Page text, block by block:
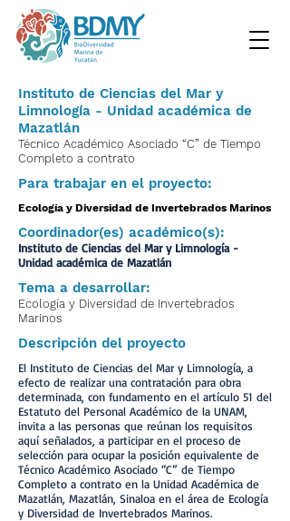
Instituto de Ciencias del Mar y
Limnología - Unidad académica de
Mazatlán
Técnico Académico Asociado “C” de Tiempo
Completo a contrato
Para trabajar en el proyecto:
Ecología y Diversidad de Invertebrados Marinos
Coordinador(es) académico(s):
Instituto de Ciencias del Mar y Limnología -
Unidad académica de Mazatlán
Tema a desarrollar:
Ecología y Diversidad de Invertebrados
Marinos
Descripción del proyecto
El Instituto de Ciencias del Mar y Limnología, a
efecto de realizar una contratación para obra
determinada, con fundamento en el artículo 51 del
Estatuto del Personal Académico de la UNAM,
invita a las personas que reúnan los requisitos
aquí señalados, a participar en el proceso de
selección para ocupar la posición equivalente de
Técnico Académico Asociado “C” de Tiempo
Completo a contrato en la Unidad Académica de
Mazatlán, Mazatlán, Sinaloa en el área de Ecología
y Diversidad de Invertebrados Marinos.